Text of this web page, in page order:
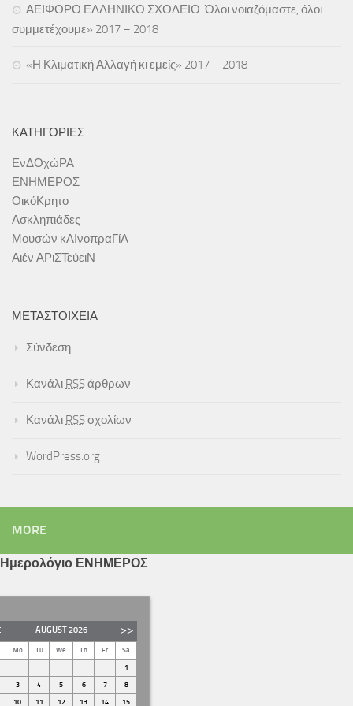
ΑΕΙΦΟΡΟ ΕΛΛΗΝΙΚΟ ΣΧΟΛΕΙΟ: Όλοι νοιαζόμαστε, όλοι
συμμετέχουμε» 2017 – 2018
«Η Κλιματική Αλλαγή κι εμείς» 2017 – 2018
ΚΑΤΗΓΟΡΊΕΣ
ΕνΔΟχώΡΑ
ΕΝΗΜΕΡΟΣ
ΟικόΚρητο
Ασκληπιάδες
Μουσών κΑΙνοπραΓίΑ
Αιέν ΑΡιΣΤεύειΝ
ΜΕΤΑΣΤΟΙΧΕΊΑ
Σύνδεση
Κανάλι RSSάρθρων
Κανάλι RSSσχολίων
WordPress.org
MORE
Ημερολόγιο ΕΝΗΜΕΡΟΣ
AUGUST2026
Mo Tu We Th Fr Sa
1
3 4 5 6 7 8
10 11 12 13 14 15